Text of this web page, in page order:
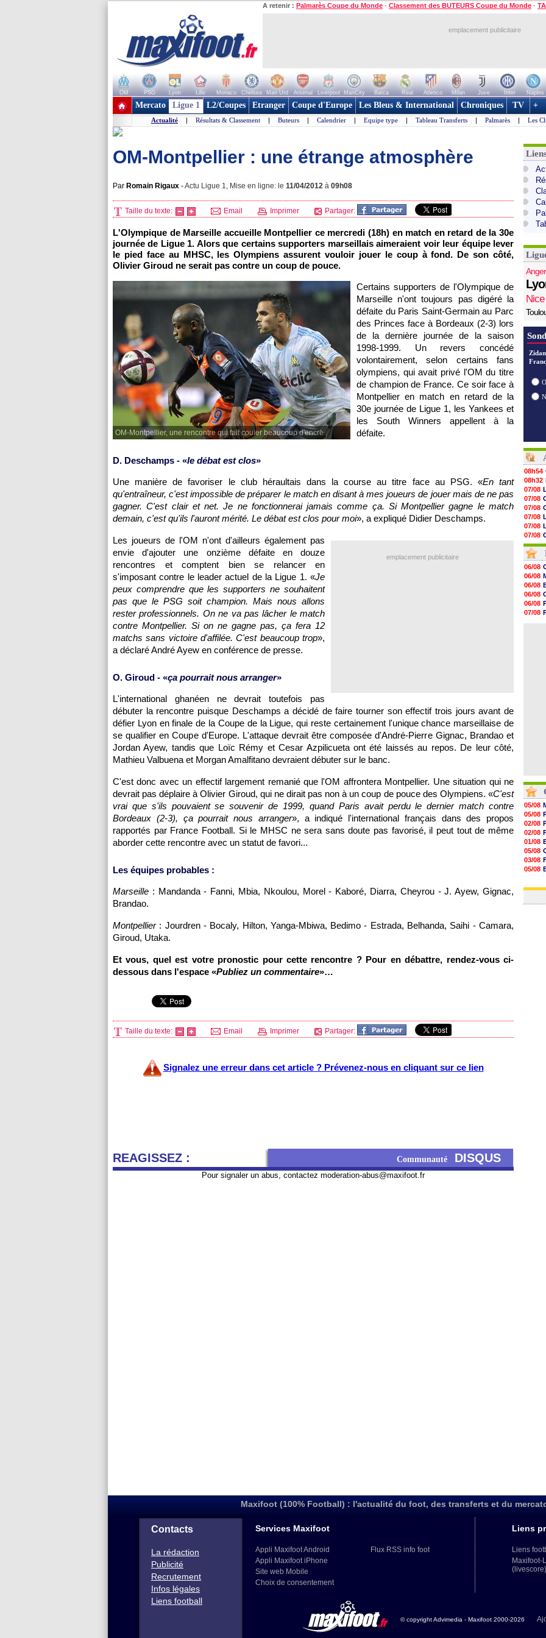
A retenir : Palmarès Coupe du Monde - Classement des BUTEURS Coupe du Monde -
emplacement publicitaire
OM PSG Lyon Lille Monaco Chelsea Man Utd Arsenal Liverpool ManCity Barca Real Atletico Milan Juve Inter Naples
+ de clubs
Mercato Ligue 1 L2/Coupes Etranger Coupe d'Europe Les Bleus & International Chroniques TV +
Actualité | Résultats & Classement | Buteurs | Calendrier | Equipe type | Tableau Transferts | Palmarès | Les
OM-Montpellier : une étrange atmosphère
Par Romain Rigaux -Actu Ligue 1, Mise en ligne: le 11/04/2012 à 09h08
Taille du texte: Email Imprimer Partager:
L'Olympique de Marseille accueille Montpellier ce mercredi (18h) en match en retard de la 30e
journée de Ligue 1. Alors que certains supporters marseillais aimeraient voir leur équipe lever
le pied face au MHSC, les Olympiens assurent vouloir jouer le coup à fond. De son côté,
Olivier Giroud ne serait pas contre un coup de pouce.
OM-Montpellier, une rencontre qui fait couler beaucoup d'encre
Certains supporters de l'Olympique de
Marseille n'ont toujours pas digéré la
défaite du Paris Saint-Germain au Parc
des Princes face à Bordeaux (2-3) lors
de la dernière journée de la saison
1998-1999. Un revers concédé
volontairement, selon certains fans
olympiens, qui avait privé l'OM du titre
de champion de France. Ce soir face à
Montpellier en match en retard de la
30e journée de Ligue 1, les Yankees et
les South Winners appellent à la
défaite.
D. Deschamps - «le débat est clos»
Une manière de favoriser le club héraultais dans la course au titre face au PSG. «En tant
qu'entraîneur, c'est impossible de préparer le match en disant à mes joueurs de jouer mais de ne pas
gagner. C'est clair et net. Je ne fonctionnerai jamais comme ça. SiMontpelliergagne le match
demain, c'est qu'ils l'auront mérité. Le débat est clos pour moi», a expliqué Didier Deschamps.
emplacement publicitaire
Les joueurs de l'OM n'ont d'ailleurs également pas
envie d'ajouter une onzième défaite en douze
rencontres et comptent bien se relancer en
s'imposant contre le leader actuel de la Ligue 1. «Je
peux comprendre que les supporters ne souhaitent
pas que le PSG soit champion. Mais nous allons
rester professionnels. On ne va pas lâcher le match
contre Montpellier. Si on ne gagne pas, ça fera 12
matchs sans victoire d'affilée. C'est beaucoup trop»,
a déclaré André Ayew en conférence de presse.
O. Giroud - «ça pourrait nous arranger»
L'international ghanéen ne devrait toutefois pas
débuter la rencontre puisque Deschamps a décidé de faire tourner son effectif trois jours avant de
défier Lyonen finale de la Coupe de la Ligue, qui reste certainement l'unique chance marseillaise de
se qualifier en Coupe d'Europe. L'attaque devrait être composée d'André-Pierre Gignac, Brandao et
Jordan Ayew, tandis que Loïc Rémy et Cesar Azpilicueta ont été laissés au repos. De leur côté,
Mathieu Valbuena et Morgan Amalfitano devraient débuter sur le banc.
C'est donc avec un effectif largement remanié que l'OM affrontera Montpellier. Une situation qui ne
devrait pas déplaire à Olivier Giroud, qui ne dirait pas non à un coup de pouce des Olympiens. «C'est
vrai que s'ils pouvaient se souvenir de 1999, quand Paris avait perdu le dernier match contre
Bordeaux (2-3), ça pourrait nous arranger», a indiqué l'international français dans des propos
rapportés par France Football. Si le MHSC ne sera sans doute pas favorisé, il peut tout de même
aborder cette rencontre avec un statut de favori...
Les équipes probables :
Marseille : Mandanda - Fanni, Mbia, Nkoulou, Morel - Kaboré, Diarra, Cheyrou - J. Ayew, Gignac,
Brandao.
Montpellier: Jourdren - Bocaly, Hilton, Yanga-Mbiwa, Bedimo - Estrada, Belhanda, Saihi - Camara,
Giroud, Utaka.
Et vous, quel est votre pronostic pour cette rencontre ? Pour en débattre, rendez-vous ci-
dessous dans l'espace «Publiez un commentaire»…
Taille du texte: Email Imprimer Partager:
Signalez une erreur dans cet article ? Prévenez-nous en cliquant sur ce lien
REAGISSEZ : Communauté DISQUS
Pour signaler un abus, contactez moderation-abus@maxifoot.fr
Nice
08h54
08h32
07/08
07/08
07/08
07/08
07/08
07/08
07/08
07/08
07/08
07/08
07/08
07/08
07/08
07/08
07/08
06/08
06/08
06/08
06/08
06/08
07/08
05/08
05/08
02/08
02/08
01/08
05/08
03/08
05/08
03/08
Maxifoot (100% Football) : l'actualité du foot, des transferts et du
Contacts
La rédaction
Publicité
Recrutement
Infos légales
Liens football
Services Maxifoot
Appli Maxifoot Android
Appli Maxifoot iPhone
Site web Mobile
Choix de consentement
Flux RSS info foot
Liens
Liens
Maxifoot-
(livescore)
© copyright Advimedia - Maxifoot 2000-2026